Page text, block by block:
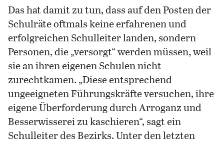
Das hat damit zu tun, dass auf den Posten der
Schulräte oftmals keine erfahrenen und
erfolgreichen Schulleiter landen, sondern
Personen, die „versorgt“ werden müssen, weil
sie an ihren eigenen Schulen nicht
zurechtkamen. „Diese entsprechend
ungeeigneten Führungskräfte versuchen, ihre
eigene Überforderung durch Arroganz und
Besserwisserei zu kaschieren“, sagt ein
Schulleiter des Bezirks. Unter den letzten